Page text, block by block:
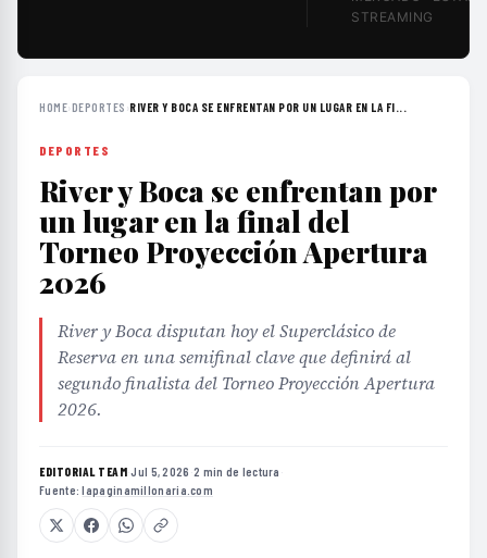
STREAMING
HOME›DEPORTES ›RIVER Y BOCA SE ENFRENTAN POR UN LUGAR EN LA FI...
DEPORTES
River y Boca se enfrentan por
un lugar en la final del
Torneo Proyección Apertura
2026
River y Boca disputan hoy el Superclásico de
Reserva en una semifinal clave que definirá al
segundo finalista del Torneo Proyección Apertura
2026.
EDITORIAL TEAM·Jul 5, 2026 ·2 min de lectura ·
Fuente:lapaginamillonaria.com